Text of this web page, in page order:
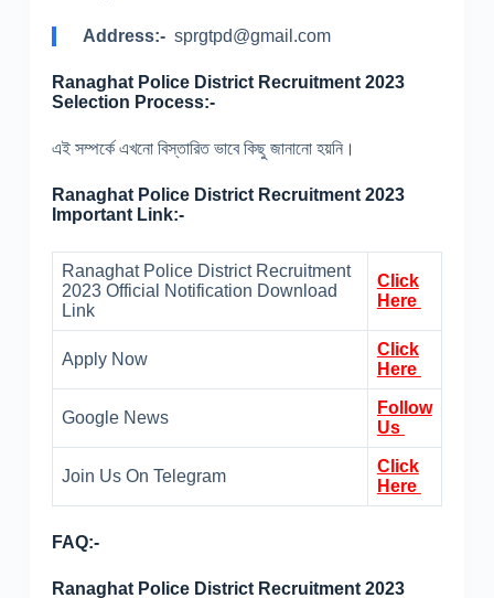
Address:- sprgtpd@gmail.com
Ranaghat Police District Recruitment 2023
Selection Process:-
এই সম্পর্কে এখনো বিস্তারিত ভাবে কিছু জানানো হয়নি।
Ranaghat Police District Recruitment 2023
Important Link:-
Ranaghat Police District Recruitment
2023 Official Notification Download
Link
Click
Here
Apply Now
Click
Here
Google News
Follow
Us
Join Us On Telegram
Click
Here
FAQ:-
Ranaghat Police District Recruitment 2023